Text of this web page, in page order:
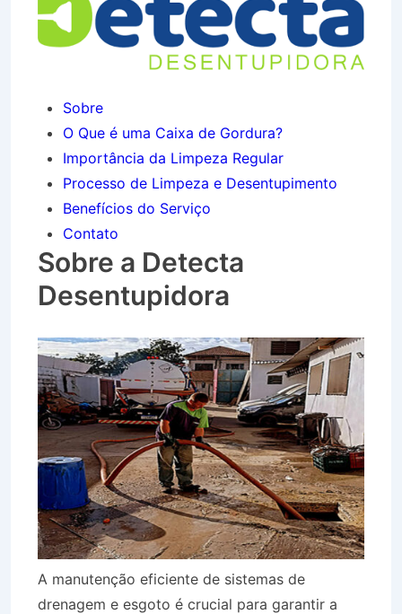
Sobre
O Que é uma Caixa de Gordura?
Importância da Limpeza Regular
Processo de Limpeza e Desentupimento
Benefícios do Serviço
Contato
Sobre a Detecta
Desentupidora
A manutenção eficiente de sistemas de
drenagem e esgoto é crucial para garantir a